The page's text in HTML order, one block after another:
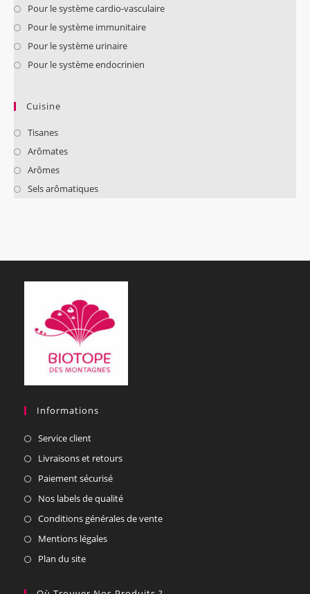
Pour le système cardio-vasculaire
Pour le système immunitaire
Pour le système urinaire
Pour le système endocrinien
Cuisine
Tisanes
Arômates
Arômes
Sels arômatiques
Informations
Service client
Livraisons et retours
Paiement sécurisé
Nos labels de qualité
Conditions générales de vente
Mentions légales
Plan du site